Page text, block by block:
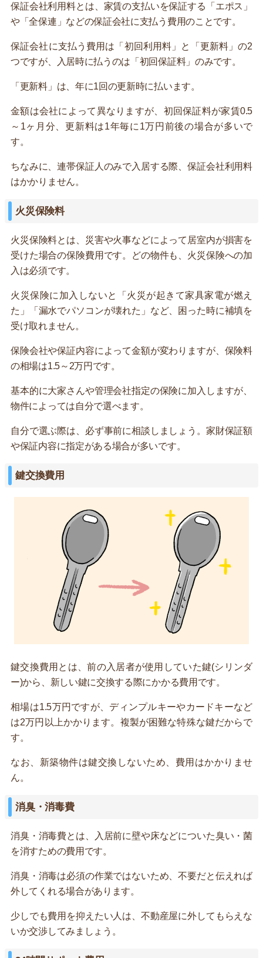
保証会社利用料とは、家賃の支払いを保証する「エポス」
や「全保連」などの保証会社に支払う費用のことです。
保証会社に支払う費用は「初回利用料」と「更新料」の2
つですが、入居時に払うのは「初回保証料」のみです。
「更新料」は、年に1回の更新時に払います。
金額は会社によって異なりますが、初回保証料が家賃0.5
～1ヶ月分、更新料は1年毎に1万円前後の場合が多いで
す。
ちなみに、連帯保証人のみで入居する際、保証会社利用料
はかかりません。
火災保険料
火災保険料とは、災害や火事などによって居室内が損害を
受けた場合の保険費用です。どの物件も、火災保険への加
入は必須です。
火災保険に加入しないと「火災が起きて家具家電が燃え
た」「漏水でパソコンが壊れた」など、困った時に補填を
受け取れません。
保険会社や保証内容によって金額が変わりますが、保険料
の相場は1.5～2万円です。
基本的に大家さんや管理会社指定の保険に加入しますが、
物件によっては自分で選べます。
自分で選ぶ際は、必ず事前に相談しましょう。家財保証額
や保証内容に指定がある場合が多いです。
鍵交換費用
鍵交換費用とは、前の入居者が使用していた鍵(シリンダ
ー)から、新しい鍵に交換する際にかかる費用です。
相場は1.5万円ですが、ディンプルキーやカードキーなど
は2万円以上かかります。複製が困難な特殊な鍵だからで
す。
なお、新築物件は鍵交換しないため、費用はかかりませ
ん。
消臭・消毒費
消臭・消毒費とは、入居前に壁や床などについた臭い・菌
を消すための費用です。
消臭・消毒は必須の作業ではないため、不要だと伝えれば
外してくれる場合があります。
少しでも費用を抑えたい人は、不動産屋に外してもらえな
いか交渉してみましょう。